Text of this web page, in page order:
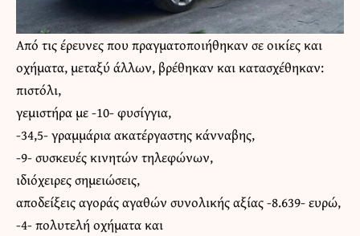
Από τις έρευνες που πραγματοποιήθηκαν σε οικίες και
οχήματα, μεταξύ άλλων, βρέθηκαν και κατασχέθηκαν:
πιστόλι,
γεμιστήρα με -10- φυσίγγια,
-34,5- γραμμάρια ακατέργαστης κάνναβης,
-9- συσκευές κινητών τηλεφώνων,
ιδιόχειρες σημειώσεις,
αποδείξεις αγοράς αγαθών συνολικής αξίας -8.639- ευρώ,
-4- πολυτελή οχήματα και